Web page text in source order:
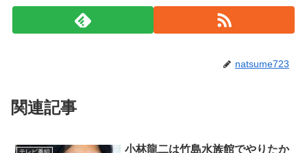
natsume723
関連記事
テレビ番組
小林龍二は竹島水族館でやりたか